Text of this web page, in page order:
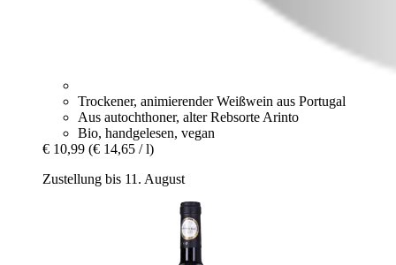
Trockener, animierender Weißwein aus Portugal
Aus autochthoner, alter Rebsorte Arinto
Bio, handgelesen, vegan
€ 10,99 (€ 14,65 / l)
Zustellung bis 11. August